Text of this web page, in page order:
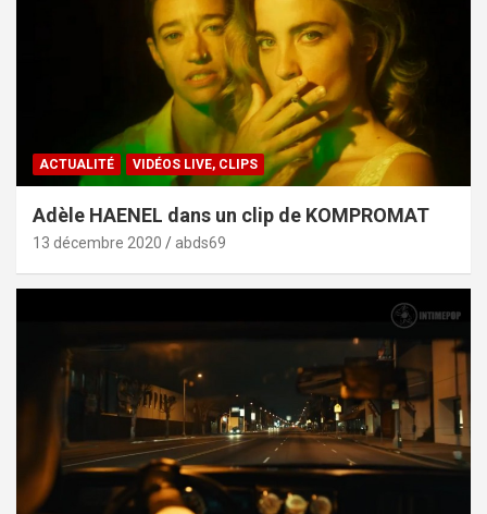
ACTUALITÉ VIDÉOS LIVE, CLIPS
Adèle HAENEL dans un clip de KOMPROMAT
13 décembre 2020 abds69